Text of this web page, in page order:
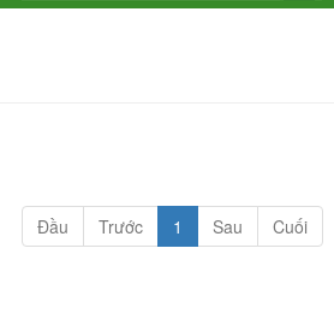
Đầu Trước 1 Sau Cuối